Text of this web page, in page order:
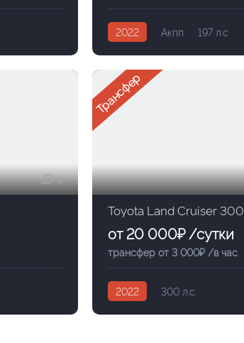
2022 Акпп 197 л.с
3
Трансфер
Toyota Land Cruiser 300
от 20 000₽ /сутки
трансфер от 3 000₽ /в час
2022 300 л.с.